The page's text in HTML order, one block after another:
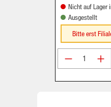
Nicht auf Lager
Ausgestellt
Bitte erst
Produkt